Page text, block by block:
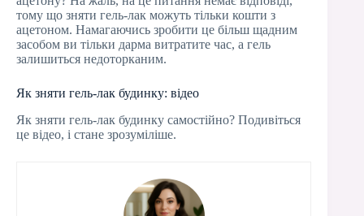
тому що зняти гель-лак можуть тільки кошти з
ацетоном. Намагаючись зробити це більш щадним
засобом ви тільки дарма витратите час, а гель
залишиться недоторканим.
Як зняти гель-лак будинку: відео
Як зняти гель-лак будинку самостійно? Подивіться
це відео, і стане зрозуміліше.